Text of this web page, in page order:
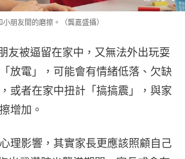
小朋友間的磨擦。（龔嘉盛攝）
友被逼留在家中，又無法外出玩耍
放電」，可能會有情緒低落、欠缺
或者在家中扭計「搞搞震」，與家
增加。
理影響，其實家長更應該照顧自己